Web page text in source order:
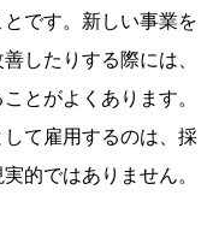
です。新しい事業を
したりする際には、
とがよくあります。
て雇用するのは、採
的ではありません。